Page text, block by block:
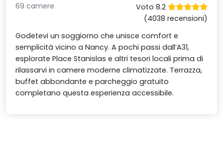
69 camere
Voto 8.2
(4038 recensioni)
Godetevi un soggiorno che unisce comfort e
semplicità vicino a Nancy. A pochi passi dall’A31,
esplorate Place Stanislas e altri tesori locali prima di
rilassarvi in camere moderne climatizzate. Terrazza,
buffet abbondante e parcheggio gratuito
completano questa esperienza accessibile.